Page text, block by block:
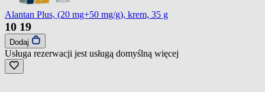
Alantan Plus, (20 mg+50 mg/g), krem, 35 g
10 19
Dodaj
Usługa rezerwacji jest usługą domyślną więcej